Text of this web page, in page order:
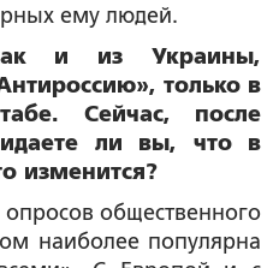
ему людей.
и из Украины,
только в
Сейчас, после
ли вы, что в
изменится?
общественного
наиболее популярна